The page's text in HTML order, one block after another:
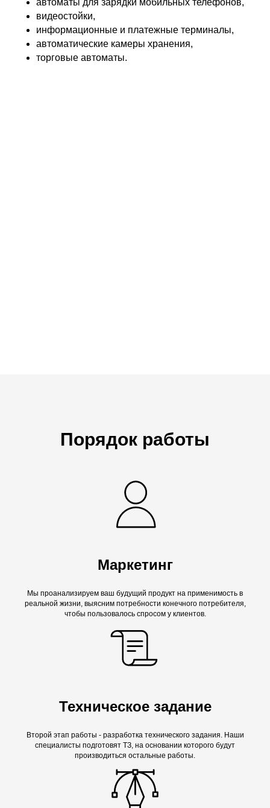
автоматы для зарядки мобильных телефонов,
видеостойки,
информационные и платежные терминалы,
автоматические камеры хранения,
торговые автоматы.
Порядок работы
Маркетинг
Мы проанализируем ваш будущий продукт на применимость в
реальной жизни, выясним потребности конечного потребителя,
чтобы пользовалось спросом у клиентов.
Техническое задание
Второй этап работы - разработка технического задания. Наши
специалисты подготовят ТЗ, на основании которого будут
производиться остальные работы.